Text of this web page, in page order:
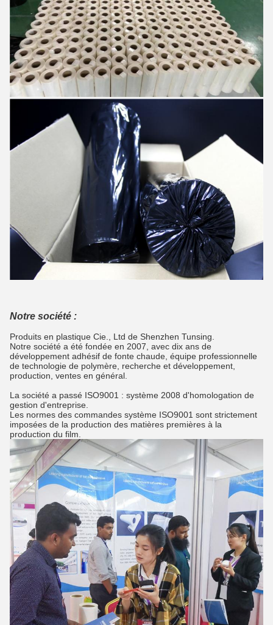
Notre société :
Produits en plastique Cie., Ltd de Shenzhen Tunsing.
Notre société a été fondée en 2007, avec dix ans de
développement adhésif de fonte chaude, équipe professionnelle
de technologie de polymère, recherche et développement,
production, ventes en général.
La société a passé ISO9001 : système 2008 d'homologation de
gestion d'entreprise.
Les normes des commandes système ISO9001 sont strictement
imposées de la production des matières premières à la
production du film.